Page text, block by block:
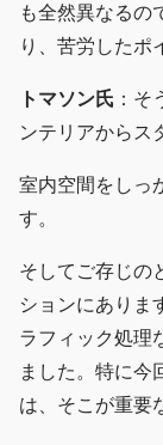
も全然異なるの
り、苦労したポ
トマソン氏 ：
ンテリアからス
室内空間をしっ
す。
そしてご存じの
ションにありま
ラフィック処理
ました。特に今
は、そこが重要